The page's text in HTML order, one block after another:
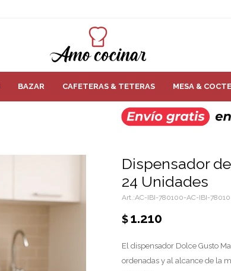
BAZAR CAFETERAS & TETERAS MESA &
Dispensador
24 Unidades
AC-IBI-780100-AC-IBI-
$1.210
El dispensador Dolce Gusto
ordenadas y al alcance de la